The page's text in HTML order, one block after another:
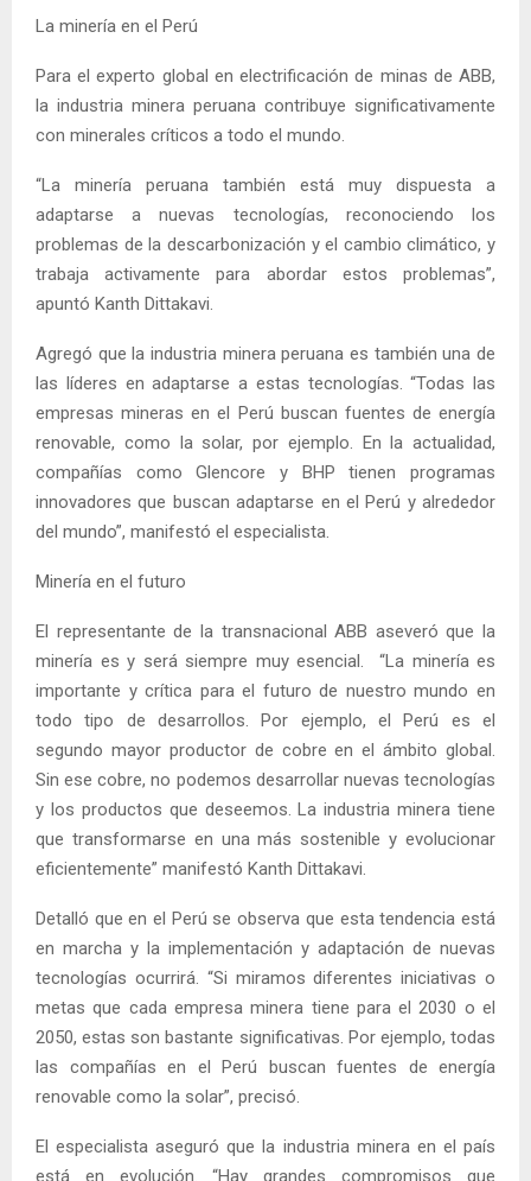
La minería en el Perú
Para el experto global en electrificación de minas de ABB,
la industria minera peruana contribuye significativamente
con minerales críticos a todo el mundo.
“La minería peruana también está muy dispuesta a
adaptarse a nuevas tecnologías, reconociendo los
problemas de la descarbonización y el cambio climático, y
trabaja activamente para abordar estos problemas”,
apuntó Kanth Dittakavi.
Agregó que la industria minera peruana es también una de
las líderes en adaptarse a estas tecnologías. “Todas las
empresas mineras en el Perú buscan fuentes de energía
renovable, como la solar, por ejemplo. En la actualidad,
compañías como Glencore y BHP tienen programas
innovadores que buscan adaptarse en el Perú y alrededor
del mundo”, manifestó el especialista.
Minería en el futuro
El representante de la transnacional ABB aseveró que la
minería es y será siempre muy esencial. “La minería es
importante y crítica para el futuro de nuestro mundo en
todo tipo de desarrollos. Por ejemplo, el Perú es el
segundo mayor productor de cobre en el ámbito global.
Sin ese cobre, no podemos desarrollar nuevas tecnologías
y los productos que deseemos. La industria minera tiene
que transformarse en una más sostenible y evolucionar
eficientemente” manifestó Kanth Dittakavi.
Detalló que en el Perú se observa que esta tendencia está
en marcha y la implementación y adaptación de nuevas
tecnologías ocurrirá. “Si miramos diferentes iniciativas o
metas que cada empresa minera tiene para el 2030 o el
2050, estas son bastante significativas. Por ejemplo, todas
las compañías en el Perú buscan fuentes de energía
renovable como la solar”, precisó.
El especialista aseguró que la industria minera en el país
está en evolución. “Hay grandes compromisos que